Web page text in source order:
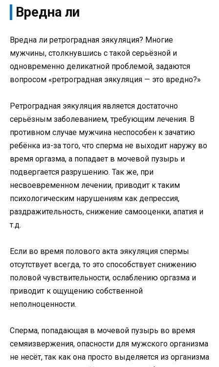
Вредна ли
Вредна ли ретроградная эякуляция? Многие
мужчины, столкнувшись с такой серьёзной и
одновременно деликатной проблемой, задаются
вопросом «ретроградная эякуляция — это вредно?»
Ретроградная эякуляция является достаточно
серьёзным заболеванием, требующим лечения. В
противном случае мужчина неспособен к зачатию
ребёнка из-за того, что сперма не выходит наружу во
время оргазма, а попадает в мочевой пузырь и
подвергается разрушению. Так же, при
несвоевременном лечении, приводит к таким
психологическим нарушениям как депрессия,
раздражительность, снижение самооценки, апатия и
т.д.
Если во время полового акта эякуляция спермы
отсутствует всегда, то это способствует снижению
половой чувствительности, ослаблению оргазма и
приводит к ощущению собственной
неполноценности.
Сперма, попадающая в мочевой пузырь во время
семяизвержения, опасности для мужского организма
не несёт, так как она просто выделяется из организма